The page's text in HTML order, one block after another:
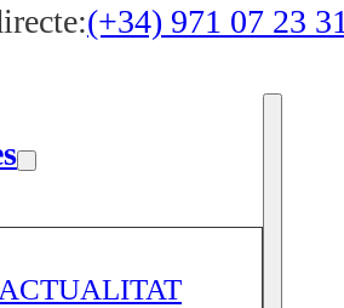
(+34) 971 07 23 31
ACTUALITAT